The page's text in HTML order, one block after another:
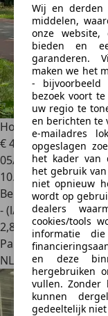
Honda S 2000S
€ 49.500
05/2000
10.000 km
Benzine
- (l/100 km)
2,8
Particulier
NL 7311GD
Wij en derden
middelen,
onze
bieden en
garanderen.
maken we het
-
bezoek voort
uw regio te
en berichten te
e-mailadres
opgeslagen
het kader van
het gebruik
niet opnieuw
wordt op
dealers
cookies/tools
informatie
en deze
hergebruiken
vullen. Zonder
kunnen
gedeeltelijk